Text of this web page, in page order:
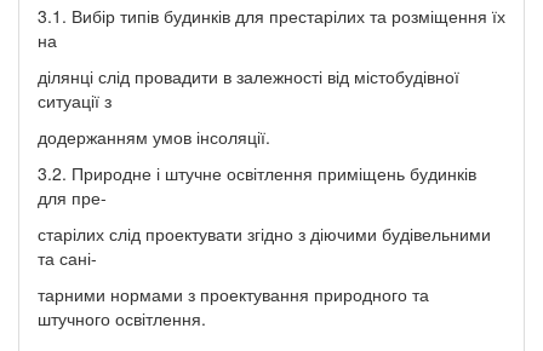
3.1. Вибір типів будинків для престарілих та розміщення їх
на
ділянці слід провадити в залежності від містобудівної
ситуації з
додержанням умов інсоляції.
3.2. Природне і штучне освітлення приміщень будинків
для пре-
старілих слід проектувати згідно з діючими будівельними
та сані-
тарними нормами з проектування природного та
штучного освітлення.